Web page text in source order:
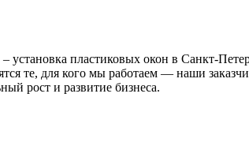
установка пластиковых окон в Санкт-
те, для кого мы работаем — наши
рост и развитие бизнеса.